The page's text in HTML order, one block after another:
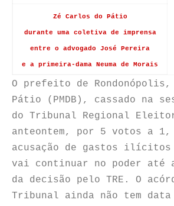
Zé Carlos do Pátio
durante uma coletiva de imprensa
entre o advogado José Pereira
e a primeira-dama Neuma de Morais
O prefeito de
Pátio (PMDB), cassado na
do Tribunal Regional
anteontem, por 5 votos a 1,
acusação de gastos ilícitos
vai continuar no poder até
da decisão pelo TRE. O
Tribunal ainda não tem